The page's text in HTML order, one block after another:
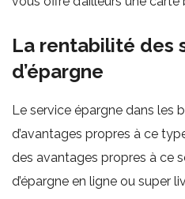
La rentabilité des
d’épargne
Le service épargne dans les
d’avantages propres à ce
des avantages propres à ce
d’épargne en ligne ou super